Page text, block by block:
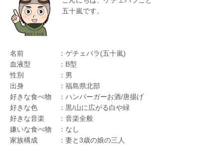
五十嵐です。
名前 ：ゲチェバラ(五十嵐)
血液型 ：B型
性別 ：男
出身 ：福島県北部
好きな食べ物 ：ハンバーガーお酒/唐揚げ
好きな色 ：黒/山に広がる白や緑
好きな音楽 ：音楽全般
嫌いな食べ物 ：なし
家族構成 ：妻と3歳の娘の三人